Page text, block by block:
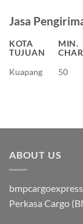
Jasa
KOTA
TUJUAN
MIN.
Kuapang 50
ABOUT US
Perkasa Cargo